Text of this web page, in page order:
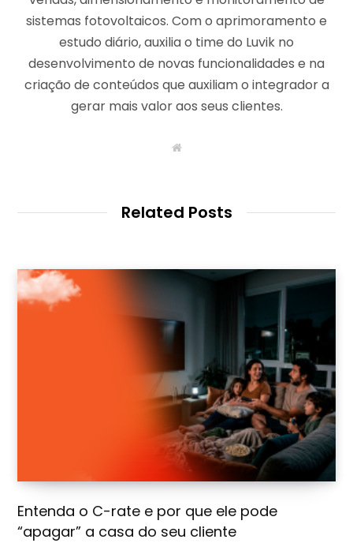
sistemas fotovoltaicos. Com o aprimoramento e
estudo diário, auxilia o time do Luvik no
desenvolvimento de novas funcionalidades e na
criação de conteúdos que auxiliam o integrador a
gerar mais valor aos seus clientes.
W
e
Related Posts
Entenda o C-rate e por que ele pode
“apagar” a casa do seu cliente